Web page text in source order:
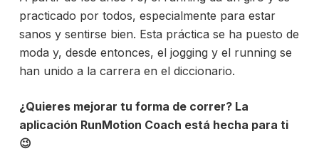
practicado por todos, especialmente para estar
sanos y sentirse bien. Esta práctica se ha puesto de
moda y, desde entonces, el jogging y el running se
han unido a la carrera en el diccionario.
¿Quieres mejorar tu forma de correr? La
aplicación RunMotion Coach está hecha para ti
😉